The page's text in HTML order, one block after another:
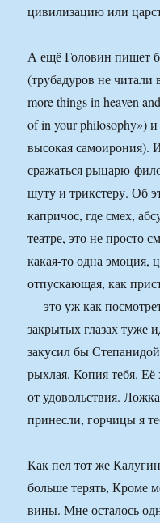
цивилизацию или
А ещё Головин пишет
(трубадуров не читали
more things in heaven
of in your philosophy») и
высокая самоирония).
сражаться рыцарю-
шуту и трикстеру. Об
капричос, где смех,
театре, это не просто
какая-то одна
отпускающая, как
— это уж как
закрытых глазах туже
закусил бы
рыхлая. Копия тебя. Её
от удовольствия.
принесли, горчицы я
Как пел тот же
больше терять, Кроме
вины. Мне осталось